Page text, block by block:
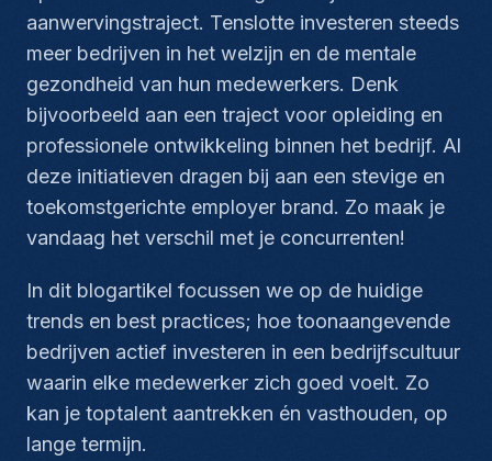
aanwervingstraject. Tenslotte investeren steeds
meer bedrijven in het welzijn en de mentale
gezondheid van hun medewerkers. Denk
bijvoorbeeld aan een traject voor opleiding en
professionele ontwikkeling binnen het bedrijf. Al
deze initiatieven dragen bij aan een stevige en
toekomstgerichte employer brand. Zo maak je
vandaag het verschil met je concurrenten!
In dit blogartikel focussen we op de huidige
trends en best practices; hoe toonaangevende
bedrijven actief investeren in een bedrijfscultuur
waarin elke medewerker zich goed voelt. Zo
kan je toptalent aantrekken én vasthouden, op
lange termijn.